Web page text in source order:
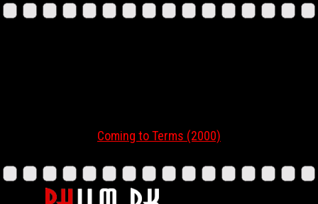
Coming to Terms (2000)